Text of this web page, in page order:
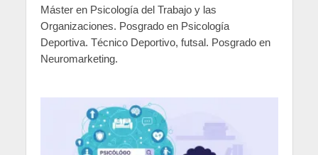
Máster en Psicología del Trabajo y las
Organizaciones. Posgrado en Psicología
Deportiva. Técnico Deportivo, futsal. Posgrado en
Neuromarketing.